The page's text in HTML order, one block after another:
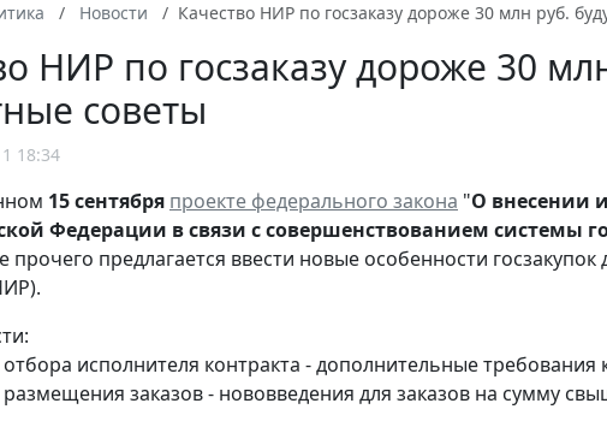
Новости Качество НИР по госзаказу дороже 30 млн руб.
НИР по госзаказу дороже 30
советы
18:34
15 сентября проекте федерального закона "О внесении
Федерации в связи с совершенствованием системы
прочего предлагается ввести новые особенности
исполнителя контракта - дополнительные требования
размещения заказов - нововведения для заказов на сумму